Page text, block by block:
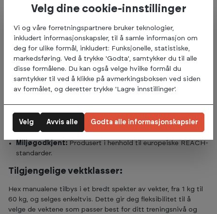
Disse produktene kan ikke kombineres med andre rabatter.
Selges i stk og pris er oppgitt per manual.
Sekskantet form: Forhindrer at manualene ruller bort, noe
som gir tryggere og mer effektiv trening.
Gummibelegg: Reduserer støy og beskytter gulvet mot
skader.
Ergonomisk utforming:Grepsdiameter på 33 mm og
grepslengde på 13 cm, som gir et komfortabelt og stabilt
grep under trening.
Miljøgodkjent: Produsert i henhold til europeiske REACH-
standarder.
Tilgjengelige vektklasser:
Hex manualene tilbys i et bredt spekter av vekter, fra 1 kg til
60 kg, og selges enkeltvis. Dette gir deg fleksibilitet til å
velge de vektene som passer best for ditt treningsnivå og
Velg dine cookie-innstillinger
Vi og våre forretningspartnere bruker teknologier,
inkludert informasjonskapsler, til å samle informasjon om
deg for ulike formål, inkludert: Funksjonelle, statistiske,
markedsføring. Ved å trykke 'Godta', samtykker du til alle
disse formålene. Du kan også velge hvilke formål du
samtykker til ved å klikke på avmerkingsboksen ved siden
av formålet, og deretter trykke 'Lagre innstillinger'.
Avvis alle
Velg Godta alle informasjonskapsler